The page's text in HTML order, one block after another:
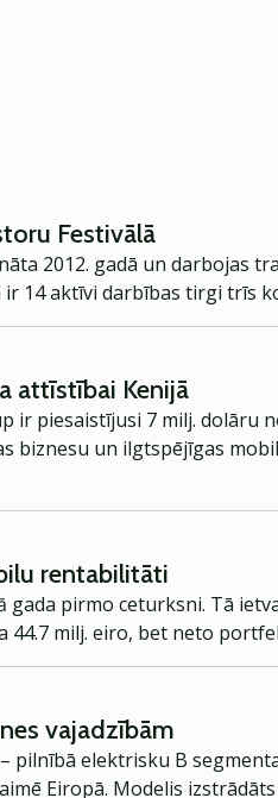
Festivālā
2012. gadā un darbojas
14 aktīvi darbības tirgi trīs
attīstībai Kenijā
ir piesaistījusi 7 milj. dolāru
biznesu un ilgtspējīgas
rentabilitāti
pirmo ceturksni. Tā
milj. eiro, bet neto
vajadzībām
pilnībā elektrisku B
Eiropā. Modelis